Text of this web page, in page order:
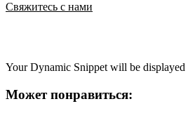
Свяжитесь с нами
Your Dynamic Snippet will be displayed
Может понравиться: